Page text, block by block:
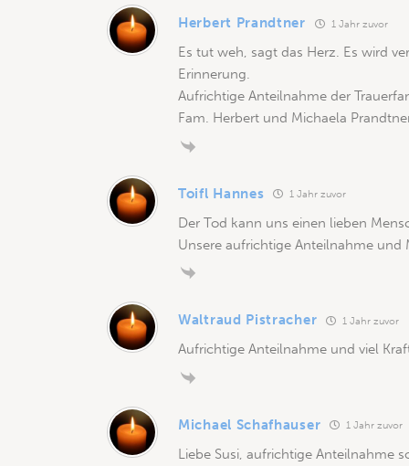
Herbert Prandtner 1 Jahr zuvor
Es tut weh, sagt das Herz. Es wird
Erinnerung.
Aufrichtige Anteilnahme der
Fam. Herbert und Michaela
Toifl Hannes 1 Jahr zuvor
Der Tod kann uns einen lieben
Unsere aufrichtige Anteilnahme
Waltraud Pistracher 1 Jahr zuvor
Aufrichtige Anteilnahme und viel
Michael Schafhauser 1 Jahr zuvor
Liebe Susi, aufrichtige Anteilnahme